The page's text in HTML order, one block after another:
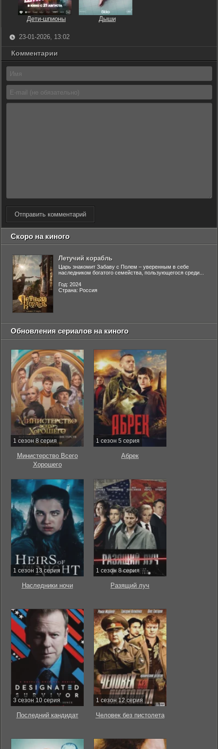
Дети-шпионы Дыши
23-01-2026, 13:02
Комментарии
Отправить комментарий
Скоро на киного
Летучий корабль
Царь знакомит Забаву с Полем – уверенным в себе
наследником богатого семейства, пользующегося среди...
Год: 2024
Страна: Россия
Обновления сериалов на киного
1 сезон 8 серия
Министерство Всего
Хорошего
1 сезон 5 серия
Абрек
1 сезон 13 серия
Наследники ночи
1 сезон 8 серия
Разящий луч
3 сезон 10 серия
Последний кандидат
1 сезон 12 серия
Человек без пистолета